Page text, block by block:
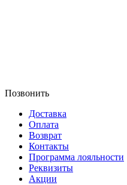
Позвонить
Доставка
Оплата
Возврат
Контакты
Программа лояльности
Реквизиты
Акции